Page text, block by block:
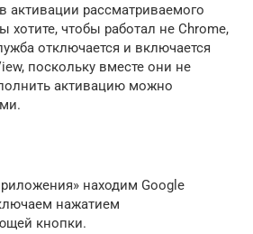
активации рассматриваемого
хотите, чтобы работал не Chrome,
отключается и включается
поскольку вместе они не
активацию можно
находим Google
нажатием
кнопки.